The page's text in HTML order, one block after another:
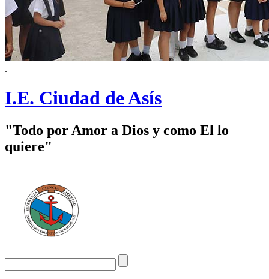
.
I.E. Ciudad de Asís
"Todo por Amor a Dios y como El lo
quiere"